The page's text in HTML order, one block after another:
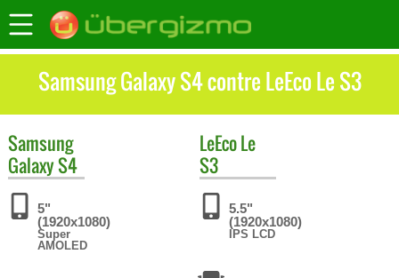
Samsung Galaxy S4 contre LeEco Le S3
Samsung
Galaxy S4
5"
(1920x1080)
Super
AMOLED
LeEcoLe
S3
5.5"
(1920x1080)
IPS LCD